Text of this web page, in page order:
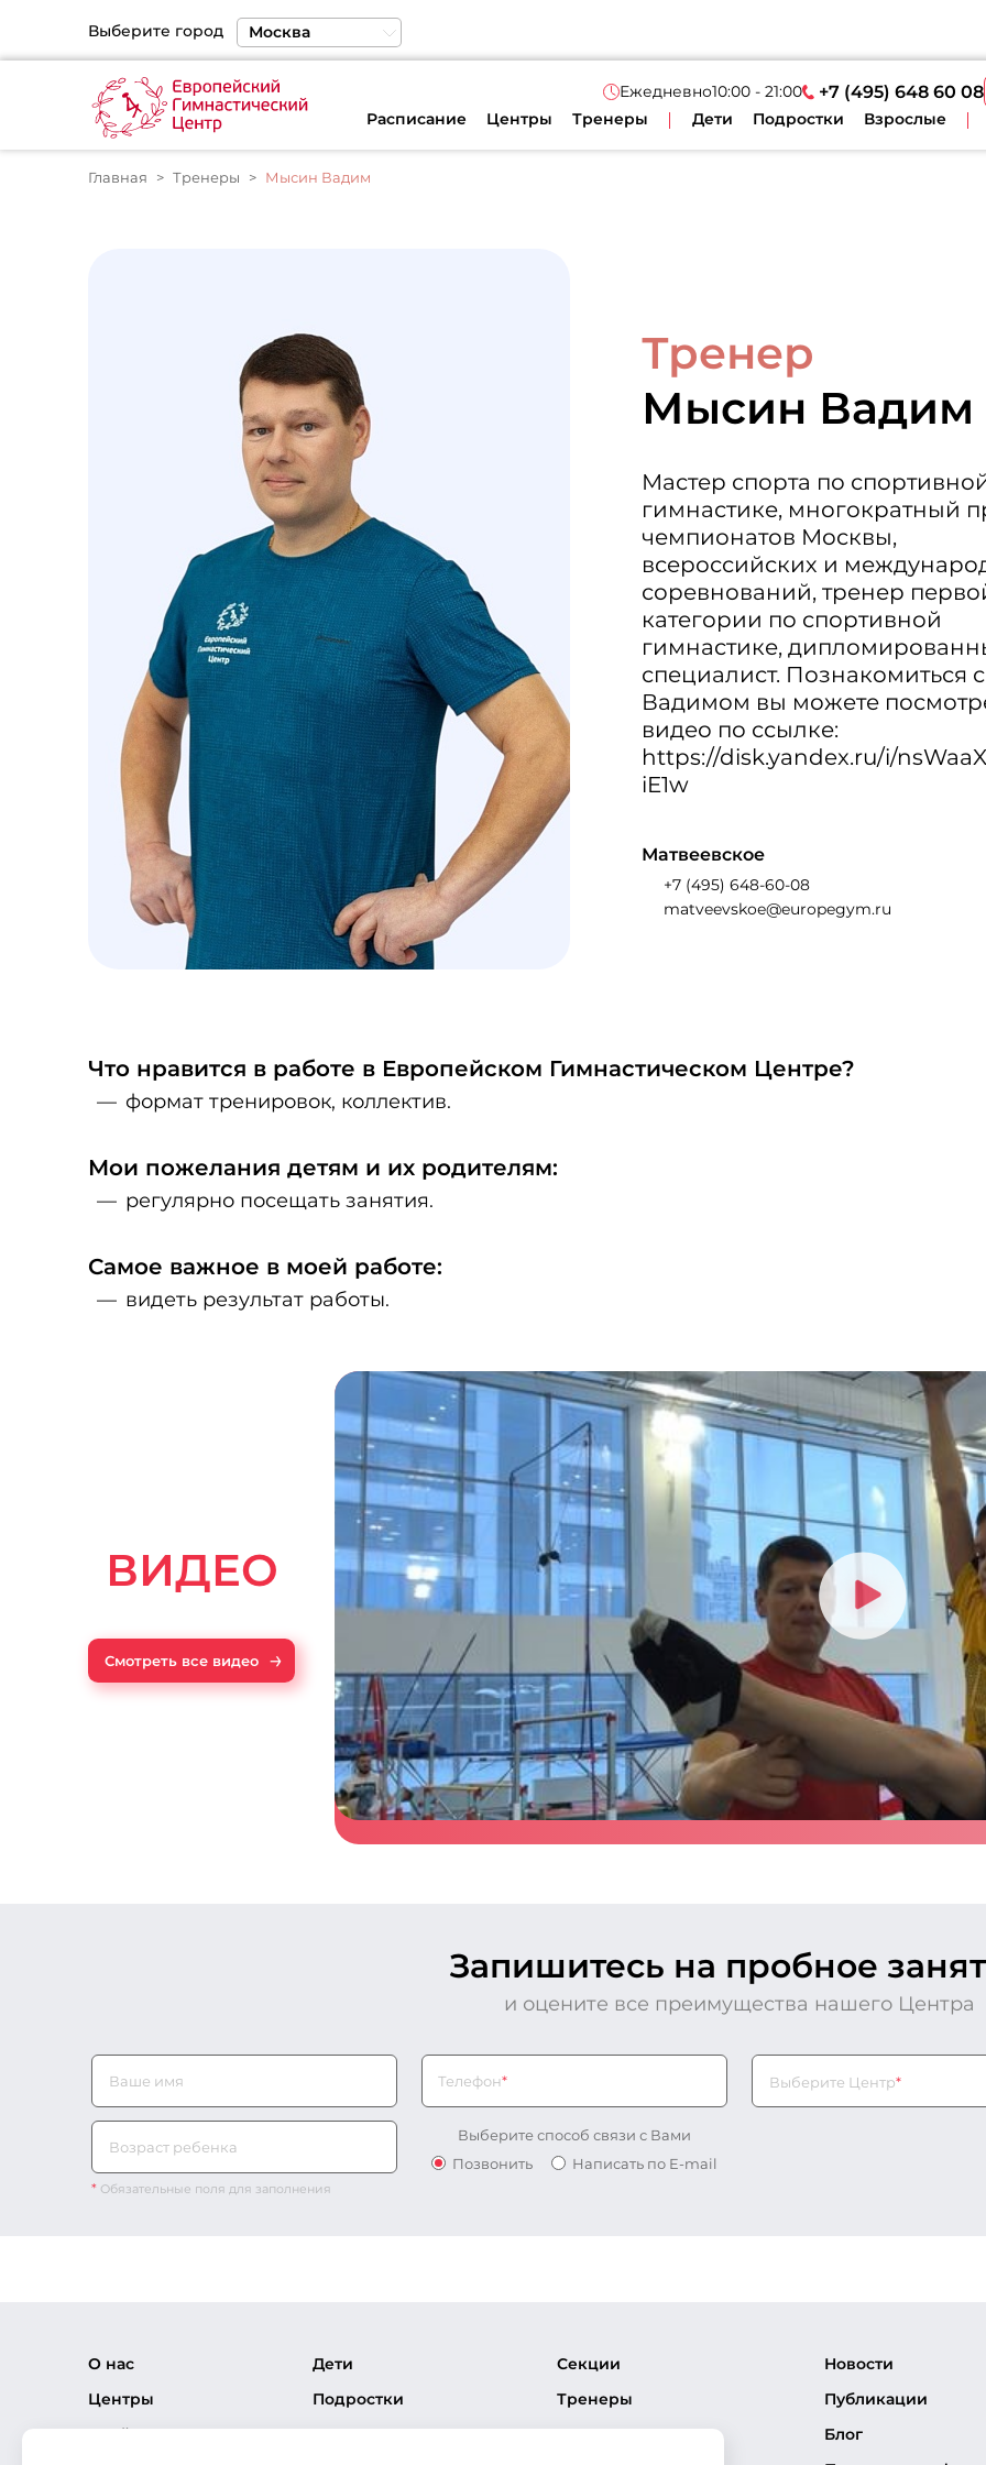
Выберите город
Москва
Санкт-Петербург
Екатеринбург
Ежедневно10:00 - 21:00 +7 (495) 648 60 08
Расписание Центры Тренеры Дети Подростки Взрослые
Главная Тренеры Мысин Вадим
Тренер
Мысин Вадим
Мастер спорта по
гимнастике, многократный
чемпионатов Москвы,
всероссийских и
соревнований, тренер
категории по спортивной
гимнастике,
специалист. Познакомиться с
Вадимом вы можете
видео по ссылке:
https://disk.yandex.ru/i/
iE1w
Матвеевское
+7 (495) 648-60-08
matveevskoe@europegym.ru
Что нравится в работе в Европейском Гимнастическом Центре?
формат тренировок, коллектив.
Мои пожелания детям и их родителям:
регулярно посещать занятия.
Самое важное в моей работе:
видеть результат работы.
ВИДЕО
Смотреть все видео →
Запишитесь на пробное
и оцените все преимущества нашего Центра
Телефон* Выберите Центр*
Выберите Центр*
* Обязательные поля для заполнения
Выберите способ связи с Вами
Позвонить
Написать по E-mail
О нас
Центры
Прайс-лист
Дети
Подростки
Взрослые
Секции
Тренеры
Соревнования
Новости
Публикации
Блог